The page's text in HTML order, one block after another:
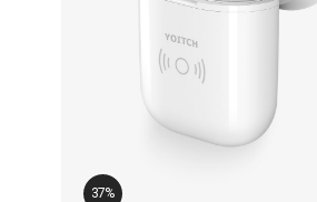
37%